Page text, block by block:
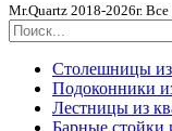
Mr.Quartz 2018-2026г.
Столешницы из
Подоконники
Лестницы из
Барные стойки